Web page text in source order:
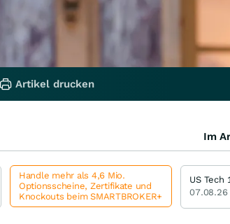
Artikel drucken
Im
Handle mehr als 4,6 Mio.
Optionsscheine, Zertifikate und
Knockouts beim SMARTBROKER+
US Tech
07.08.26